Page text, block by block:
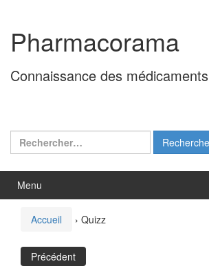
contenu
menu
principal
Pharmacorama
Connaissance des médicaments
Rechercher :
Menu
Accueil › Quizz
Précédent